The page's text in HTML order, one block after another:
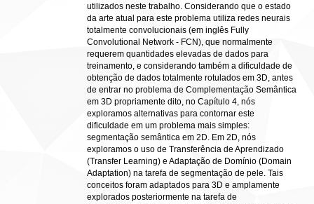
utilizados neste trabalho. Considerando que o estado
da arte atual para este problema utiliza redes neurais
totalmente convolucionais (em inglês Fully
Convolutional Network - FCN), que normalmente
requerem quantidades elevadas de dados para
treinamento, e considerando também a dificuldade de
obtenção de dados totalmente rotulados em 3D, antes
de entrar no problema de Complementação Semântica
em 3D propriamente dito, no Capítulo 4, nós
exploramos alternativas para contornar este
dificuldade em um problema mais simples:
segmentação semântica em 2D. Em 2D, nós
exploramos o uso de Transferência de Aprendizado
(Transfer Learning) e Adaptação de Domínio (Domain
Adaptation) na tarefa de segmentação de pele. Tais
conceitos foram adaptados para 3D e amplamente
explorados posteriormente na tarefa de